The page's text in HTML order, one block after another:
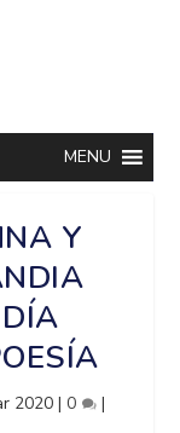
MENU
Y
2020 |0 |